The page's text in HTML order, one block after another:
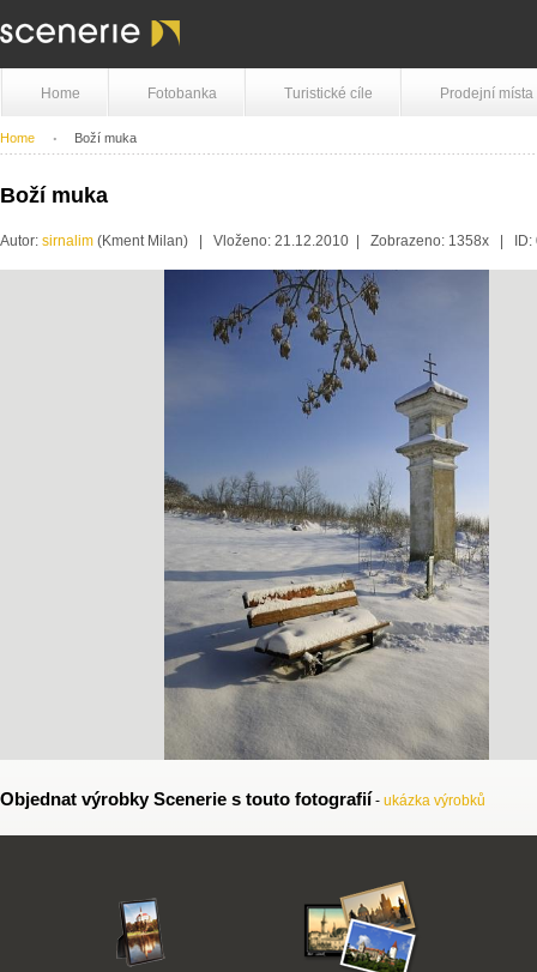
Home Fotobanka Turistické cíle Prodejní místa
Home Boží muka
Boží muka
Autor: sirnalim (Kment Milan) | Vloženo: 21.12.2010 | Zobrazeno: 1358x | ID:
Objednat výrobky Scenerie s touto fotografií - ukázka výrobků